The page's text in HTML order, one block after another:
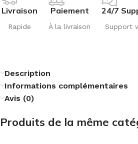
Livraison
Rapide
Paiement
À la livraison
24/7
Support
Description
Informations complémentaires
Avis (0)
Produits de la même